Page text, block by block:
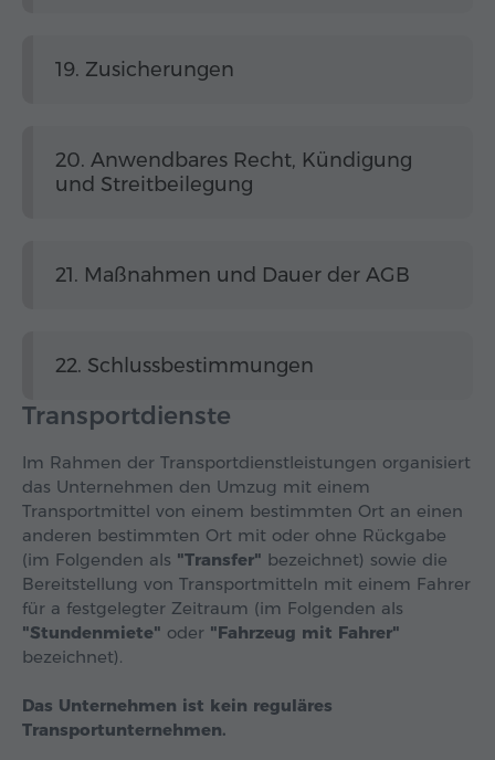
19. Zusicherungen
20. Anwendbares Recht, Kündigung
und Streitbeilegung
21. Maßnahmen und Dauer der AGB
22. Schlussbestimmungen
Transportdienste
Im Rahmen der Transportdienstleistungen organisiert
das Unternehmen den Umzug mit einem
Transportmittel von einem bestimmten Ort an einen
anderen bestimmten Ort mit oder ohne Rückgabe
(im Folgenden als "Transfer" bezeichnet) sowie die
Bereitstellung von Transportmitteln mit einem Fahrer
für a festgelegter Zeitraum (im Folgenden als
"Stundenmiete" oder "Fahrzeug mit Fahrer"
bezeichnet).
Das Unternehmen ist kein reguläres
Transportunternehmen.